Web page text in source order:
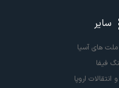
سایر
های آسیا
فیفا
انتقالات اروپا